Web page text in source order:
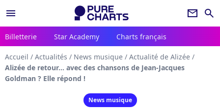
menu newsletter search
Billetterie Star Academy Charts français
Accueil / Actualités / News musique / Actualité de Alizée /
Alizée de retour... avec des chansons de Jean-Jacques
Goldman ? Elle répond !
News musique